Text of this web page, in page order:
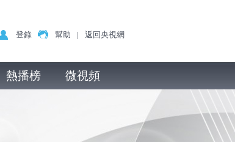
登錄 幫助 | 返回央視網
熱播榜 微視頻